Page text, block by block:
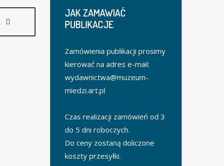
JAKZAMAWIAĆ
PUBLIKACJE
Zamówienia publikacji prosimy
kierować na adres e-mail:
wydawnictwa@muzeum-
miedzi.art.pl
Czas realizacji zamówień od 3
do 5 dni roboczych.
Do ceny zostaną doliczone
koszty przesyłki.